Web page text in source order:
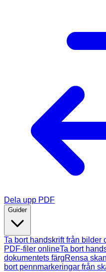
Dela upp PDF
Guider
Ta bort handskrift från bilder
PDF-filer onlineTa bort
dokumentets färgRensa
bort pennmarkeringar från